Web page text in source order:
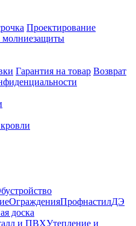
Проектирование
молниезащиты
Гарантия на товар Возврат
ОгражденияПрофнастилДЭ
доска
и ПВХУтепление и